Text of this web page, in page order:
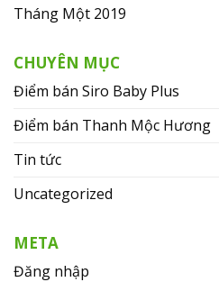
Tháng Một 2019
CHUYÊN MỤC
Điểm bán Siro Baby Plus
Điểm bán Thanh Mộc Hương
Tin tức
Uncategorized
META
Đăng nhập